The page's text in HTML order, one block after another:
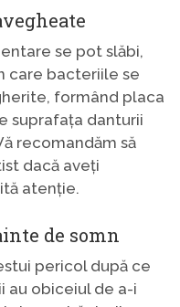
se pot slăbi,
care bacteriile se
formând placa
suprafața danturii
recomandăm să
dacă aveți
atenție.
de somn
pericol după ce
au obiceiul de a-i